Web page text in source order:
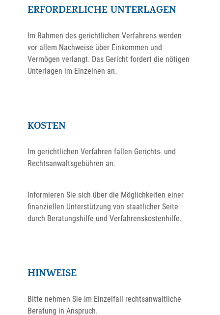
ERFORDERLICHE UNTERLAGEN
Im Rahmen des gerichtlichen Verfahrens werden
vor allem Nachweise über Einkommen und
Vermögen verlangt. Das Gericht fordert die nötigen
Unterlagen im Einzelnen an.
KOSTEN
Im gerichtlichen Verfahren fallen Gerichts- und
Rechtsanwaltsgebühren an.
Informieren Sie sich über die Möglichkeiten einer
finanziellen Unterstützung von staatlicher Seite
durch Beratungshilfe und Verfahrenskostenhilfe.
HINWEISE
Bitte nehmen Sie im Einzelfall rechtsanwaltliche
Beratung in Anspruch.